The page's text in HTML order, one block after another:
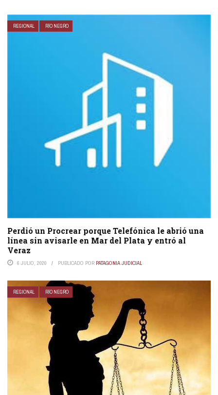
REGIONAL RÍO NEGRO
Perdió un Procrear porque Telefónica le abrió una
línea sin avisarle en Mar del Plata y entró al
Veraz
6 JULIO, 2020 PUBLICADO POR PATAGONIA JUDICIAL
REGIONAL RÍO NEGRO